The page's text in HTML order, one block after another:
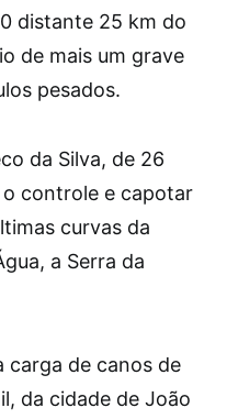
distante 25 km do
de mais um grave
pesados.
da Silva, de 26
controle e capotar
curvas da
a Serra da
carga de canos de
da cidade de João